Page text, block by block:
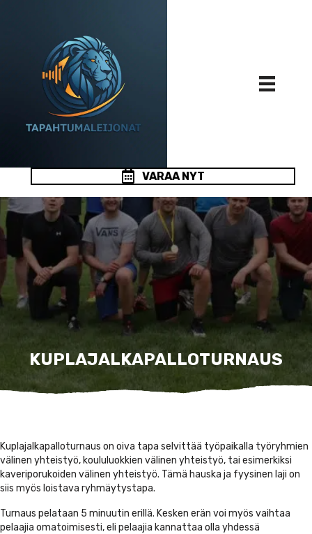
VARAA NYT
KUPLAJALKA­PALLOTURNAUS
Kuplajalkapalloturnaus on oiva tapa selvittää työpaikalla työryhmien
välinen yhteistyö, koululuokkien välinen yhteistyö, tai esimerkiksi
kaveriporukoiden välinen yhteistyö. Tämä hauska ja fyysinen laji on
siis myös loistava ryhmäytystapa.
Turnaus pelataan 5 minuutin erillä. Kesken erän voi myös vaihtaa
pelaajia omatoimisesti, eli pelaajia kannattaa olla yhdessä